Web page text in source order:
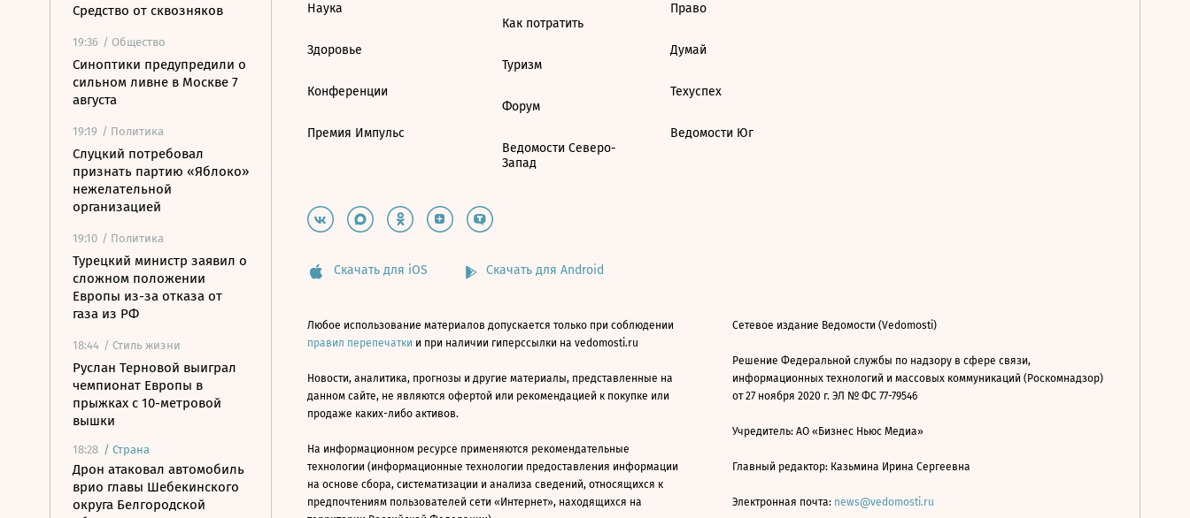
Средство от сквозняков
19:36 / Общество
Синоптики предупредили о
сильном ливне в Москве 7
августа
19:19 / Политика
Слуцкий потребовал
признать партию «Яблоко»
нежелательной
организацией
19:10 / Политика
Турецкий министр заявил о
сложном положении
Европы из-за отказа от
газа из РФ
18:44 / Стиль жизни
Руслан Терновой выиграл
чемпионат Европы в
прыжках с 10-метровой
вышки
18:28 / Страна
Дрон атаковал автомобиль
врио главы Шебекинского
округа Белгородской
Наука
Здоровье
Конференции
Премия Импульс
Как потратить
Туризм
Форум
Ведомости Северо-
Запад
Право
Думай
Техуспех
Ведомости Юг
Скачать для iOS Скачать для Android
Любое использование материалов допускается только при соблюдении
правил перепечатки и при наличии гиперссылки на vedomosti.ru
Новости, аналитика, прогнозы и другие материалы, представленные на
данном сайте, не являются офертой или рекомендацией к покупке или
продаже каких-либо активов.
На информационном ресурсе применяются рекомендательные
технологии (информационные технологии предоставления информации
на основе сбора, систематизации и анализа сведений, относящихся к
предпочтениям пользователей сети «Интернет», находящихся на
Сетевое издание Ведомости (Vedomosti)
Решение Федеральной службы по надзору в сфере связи,
информационных технологий и массовых коммуникаций (Роскомнадзор)
от 27 ноября 2020 г. ЭЛ № ФС 77-79546
Учредитель: АО «Бизнес Ньюс Медиа»
Главный редактор: Казьмина Ирина Сергеевна
Электронная почта: news@vedomosti.ru